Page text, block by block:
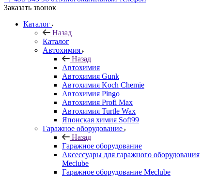
Заказать звонок
Каталог
Назад
Каталог
Автохимия
Назад
Автохимия
Автохимия Gunk
Автохимия Koch Chemie
Автохимия Pingo
Автохимия Profi Max
Автохимия Turtle Wax
Японская химия Soft99
Гаражное оборудование
Назад
Гаражное оборудование
Аксессуары для гаражного оборудования
Meclube
Гаражное оборудование Meclube